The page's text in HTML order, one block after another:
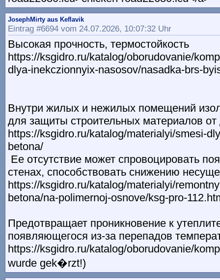
JosephMirty aus Keflavik
Eintrag #6694 vom 24.07.2026, 10:07:32 Uhr
Высокая прочность, термостойкость
https://ksgidro.ru/katalog/oborudovanie/
dlya-inekczionnyix-nasosov/nasadka-brs-
Внутри жилых и нежилых помещений
для защиты строительных материалов
https://ksgidro.ru/katalog/materialyi/smesi-
betona/
Ее отсутствие может спровоцировать
стенах, способствовать снижению
https://ksgidro.ru/katalog/materialyi/
betona/na-polimernoj-osnove/ksg-pro-
Предотвращает проникновение к
появляющегося из-за перепадов
https://ksgidro.ru/katalog/oborudovanie/
wurde gek�rzt!)